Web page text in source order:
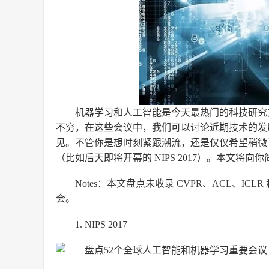
机器学习和人工智能是今天最热门的科技研
不穷，在这些会议中，我们可以讨论近期技术的
见。不管你是想时刻紧跟潮流，还是仅仅希望稍
（比如后天即将开幕的 NIPS 2017）。本文将向
Notes：本文盘点未收录 CVPR、ACL、
会。
1. NIPS 2017